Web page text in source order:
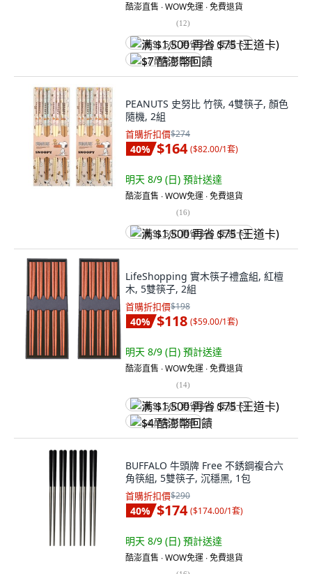
酷澎直售 ∙ WOW免運 ∙ 免費退貨
(12)
满 $1,500 再省 $75 (王道卡)
$7 酷澎幣回饋
PEANUTS 史努比 竹筷, 4雙筷子, 顏色
隨機, 2組
首購折扣價$274
40% $164 ($82.00/1套)
明天 8/9 (日) 預計送達
酷澎直售 ∙ WOW免運 ∙ 免費退貨
(16)
满 $1,500 再省 $75 (王道卡)
LifeShopping 實木筷子禮盒組, 紅檀
木, 5雙筷子, 2組
首購折扣價$198
40% $118 ($59.00/1套)
明天 8/9 (日) 預計送達
酷澎直售 ∙ WOW免運 ∙ 免費退貨
(14)
满 $1,500 再省 $75 (王道卡)
$4 酷澎幣回饋
BUFFALO 牛頭牌 Free 不銹鋼複合六
角筷組, 5雙筷子, 沉穩黑, 1包
首購折扣價$290
40% $174 ($174.00/1套)
明天 8/9 (日) 預計送達
酷澎直售 ∙ WOW免運 ∙ 免費退貨